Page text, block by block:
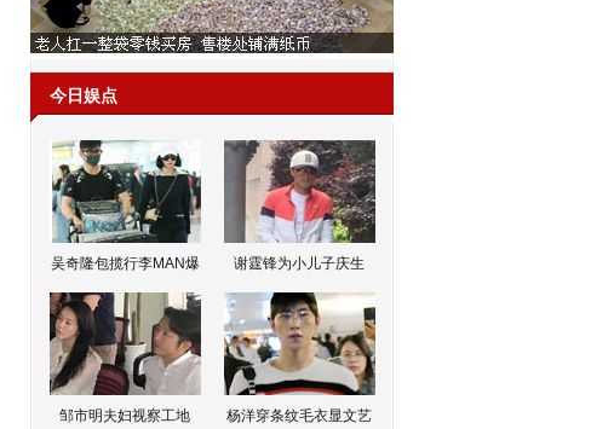
今日娱点
吴奇隆包揽行李MAN爆 谢霆锋为小儿子庆生
邹市明夫妇视察工地 杨洋穿条纹毛衣显文艺